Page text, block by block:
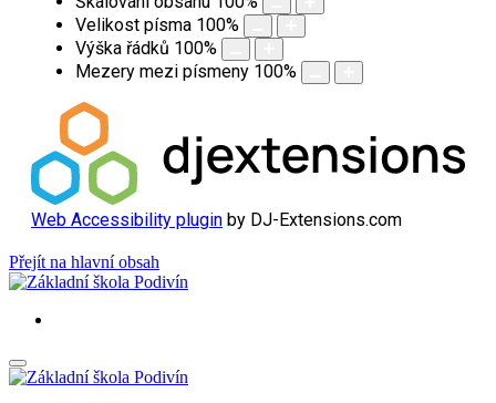
Velikost písma 100%
Výška řádků 100%
Mezery mezi písmeny 100%
Web Accessibility plugin by DJ-Extensions.com
Přejít na hlavní obsah